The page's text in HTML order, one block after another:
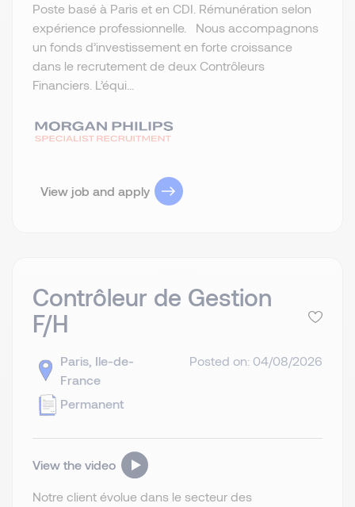
Poste basé à Paris et en CDI. Rémunération selon
expérience professionnelle. Nous accompagnons
un fonds d’investissement en forte croissance
dans le recrutement de deux Contrôleurs
Financiers. L’équi...
View job and apply
Contrôleur de Gestion
F/H
Paris, Ile-de-
France
Permanent
Posted on: 04/08/2026
View the video
Notre client évolue dans le secteur des